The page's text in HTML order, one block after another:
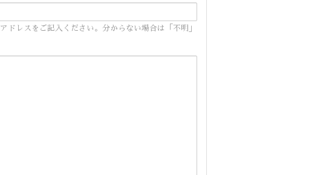
レスをご記入ください。分からない場合は「不明」